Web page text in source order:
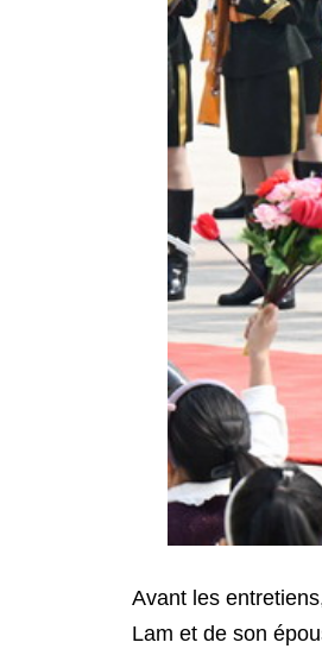
Avant les
Lam et de son